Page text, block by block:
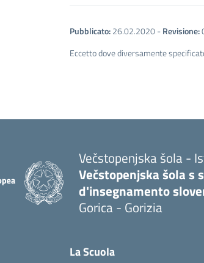
Pubblicato:26.02.2020-Revisione:
Eccetto dove diversamente
Večstopenjska šola -
Večstopenjska šola s
d'insegnamento
Gorica - Gorizia
La Scuola